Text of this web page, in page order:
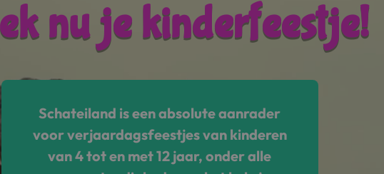
nu je kinderfeestje!
Schateiland is een absolute aanrader
voor verjaardagsfeestjes van kinderen
van 4 tot en met 12 jaar, onder alle